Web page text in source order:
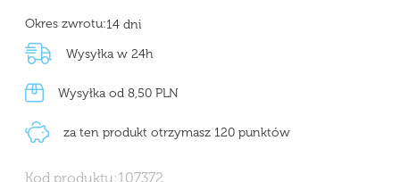
Okres zwrotu:14 dni
za ten produkt otrzymasz 120 punktów
Wysyłka w 24h
Wysyłka od 8,50 PLN
Kod produktu:107372